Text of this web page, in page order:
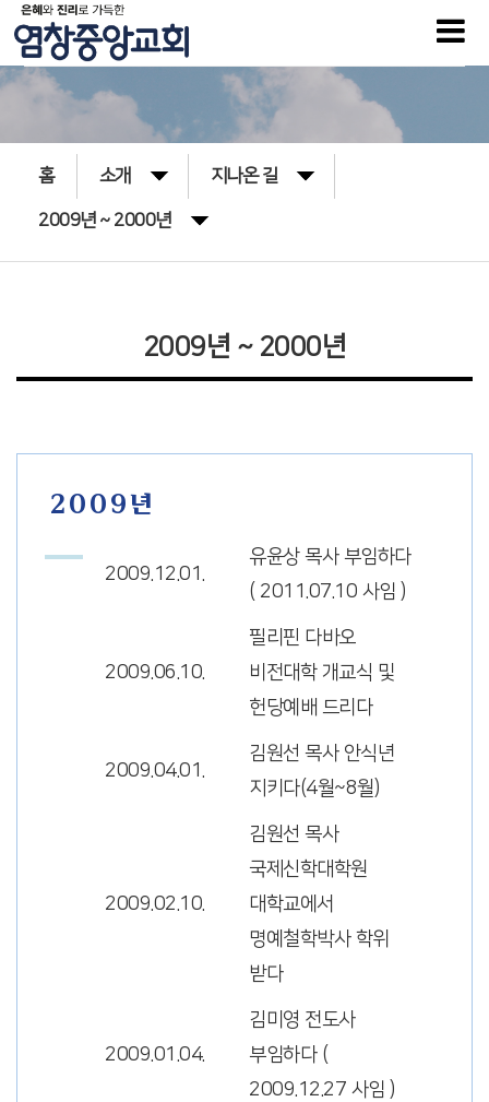
홈 소개 지나온 길
2009년 ~ 2000년
2009년 ~ 2000년
2009년
2009.12.01.
유윤상 목사 부임하다
( 2011.07.10 사임 )
2009.06.10.
필리핀 다바오
비전대학 개교식 및
헌당예배 드리다
2009.04.01.
김원선 목사 안식년
지키다(4월~8월)
2009.02.10.
김원선 목사
국제신학대학원
대학교에서
명예철학박사 학위
받다
2009.01.04.
김미영 전도사
부임하다 (
2009.12.27 사임 )